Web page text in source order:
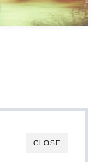
CLOSE